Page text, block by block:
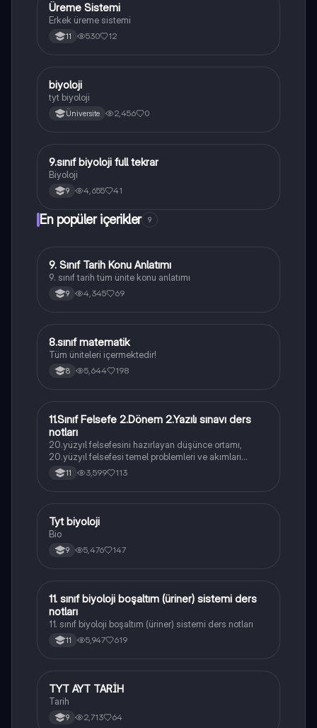
Biyoloji
Üreme Sistemi
Erkek üreme sistemi
11 530 12
BBiyoloji
biyoloji
tyt biyoloji
Üniversite 2,456 0
Biyoloji
9.sınıf biyoloji full tekrar
Biyoloji
9 4,655 41
En popüler içerikler 9
Tarih
9. Sınıf Tarih Konu Anlatımı
9. sınıf tarih tüm ünite konu anlatımı
9 4,345 69
Matematik
8.sınıf matematik
Tüm üniteleri içermektedir!
8 5,644 198
Felsefe
11.Sınıf Felsefe 2.Dönem 2.Yazılı sınavı ders
notları
20.yüzyıl felsefesini hazırlayan düşünce ortamı,
20.yüzyıl felsefesi temel problemleri ve akımları
konularını içermektedir
11 3,599 113
Biyoloji
Tyt biyoloji
Bio
9 5,476 147
Biyoloji
11. sınıf biyoloji boşaltım (üriner) sistemi ders
notları
11. sınıf biyoloji boşaltım (üriner) sistemi ders notları
11 5,947 619
Tarih
TYT AYT TARİH
Tarih
9 2,713 64